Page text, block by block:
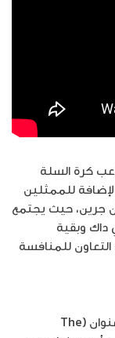
كرة السلة
للممثلين
جرين، حيث يجتمع
داك وبقية
للمنافسة
الفلم هو تتمة للفلم الذي صدر عام 2017 بعنوان (The